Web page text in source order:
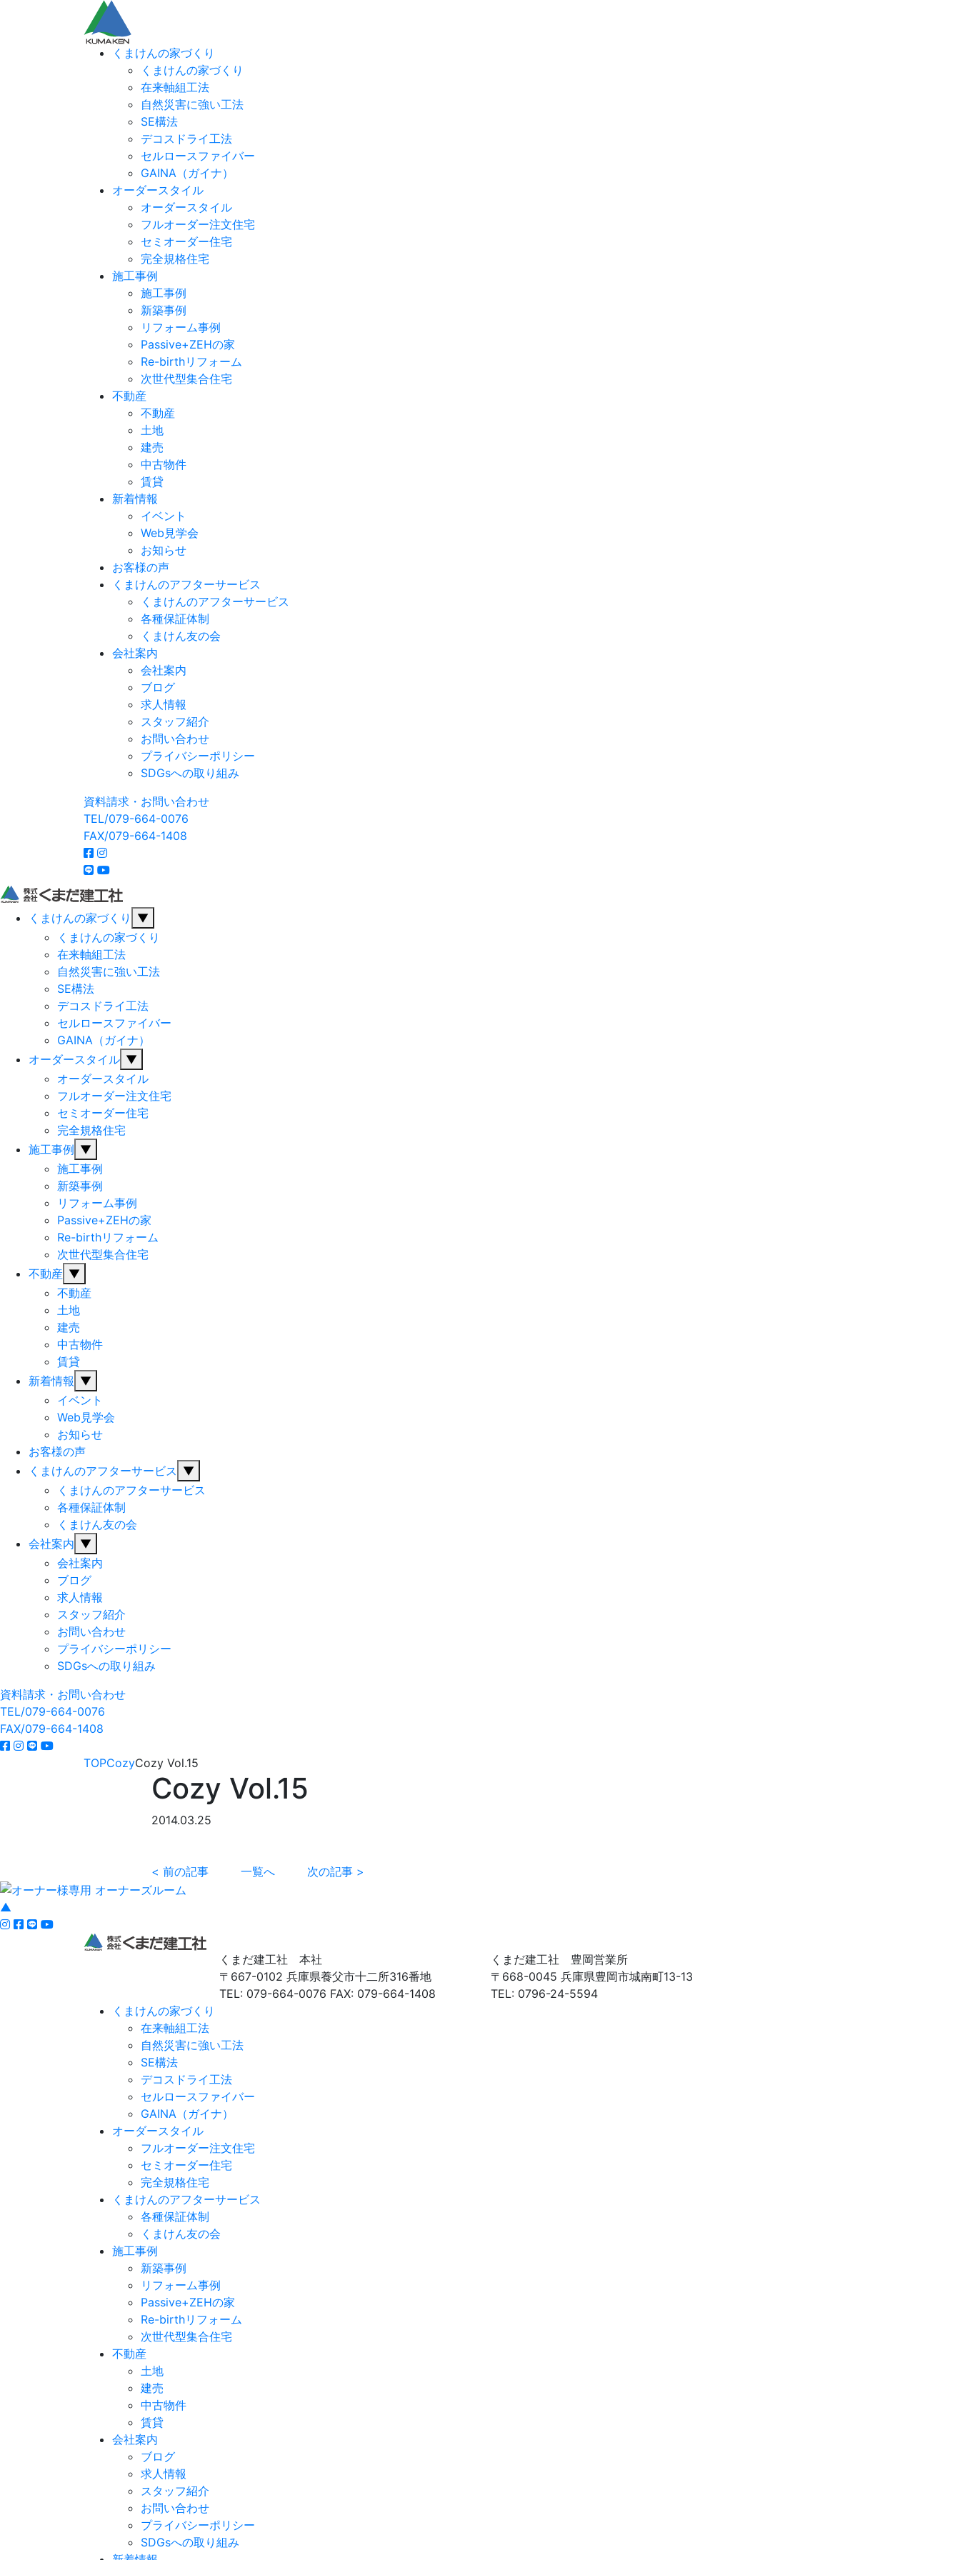
くまけんの家づくり
くまけんの家づくり
在来軸組工法
自然災害に強い工法
SE構法
デコスドライ工法
セルロースファイバー
GAINA（ガイナ）
オーダースタイル
オーダースタイル
フルオーダー注文住宅
セミオーダー住宅
完全規格住宅
施工事例
施工事例
新築事例
リフォーム事例
Passive+ZEHの家
Re-birthリフォーム
次世代型集合住宅
不動産
不動産
土地
建売
中古物件
賃貸
新着情報
イベント
Web見学会
お知らせ
お客様の声
くまけんのアフターサービス
くまけんのアフターサービス
各種保証体制
くまけん友の会
会社案内
会社案内
ブログ
求人情報
スタッフ紹介
お問い合わせ
プライバシーポリシー
SDGsへの取り組み
資料請求・お問い合わせ
TEL/079-664-0076
FAX/079-664-1408
くまけんの家づくり
▼
くまけんの家づくり
在来軸組工法
自然災害に強い工法
SE構法
デコスドライ工法
セルロースファイバー
GAINA（ガイナ）
オーダースタイル ▼
オーダースタイル
フルオーダー注文住宅
セミオーダー住宅
完全規格住宅
施工事例 ▼
施工事例
新築事例
リフォーム事例
Passive+ZEHの家
Re-birthリフォーム
次世代型集合住宅
不動産 ▼
不動産
土地
建売
中古物件
賃貸
新着情報 ▼
イベント
Web見学会
お知らせ
お客様の声
くまけんのアフターサービス ▼
くまけんのアフターサービス
各種保証体制
くまけん友の会
会社案内 ▼
会社案内
ブログ
求人情報
スタッフ紹介
お問い合わせ
プライバシーポリシー
SDGsへの取り組み
資料請求・お問い合わせ
TEL/079-664-0076
FAX/079-664-1408
TOPCozyCozy Vol.15
Cozy Vol.15
2014.03.25
< 前の記事 一覧へ 次の記事 >
▲
くまだ建工社 本社
〒667-0102 兵庫県養父市十二所316番地
TEL: 079-664-0076 FAX: 079-664-1408
くまだ建工社 豊岡営業所
〒668-0045 兵庫県豊岡市城南町13-13
TEL: 0796-24-5594
くまけんの家づくり
在来軸組工法
自然災害に強い工法
SE構法
デコスドライ工法
セルロースファイバー
GAINA（ガイナ）
オーダースタイル
フルオーダー注文住宅
セミオーダー住宅
完全規格住宅
くまけんのアフターサービス
各種保証体制
くまけん友の会
施工事例
新築事例
リフォーム事例
Passive+ZEHの家
Re-birthリフォーム
次世代型集合住宅
不動産
土地
建売
中古物件
賃貸
会社案内
ブログ
求人情報
スタッフ紹介
お問い合わせ
プライバシーポリシー
SDGsへの取り組み